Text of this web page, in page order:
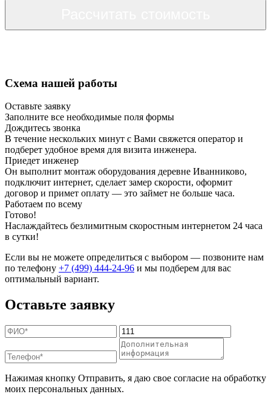
Схема нашей работы
Оставьте заявку
Заполните все необходимые поля формы
Дождитесь звонка
В течение нескольких минут с Вами свяжется оператор и
подберет удобное время для визита инженера.
Приедет инженер
Он выполнит монтаж оборудования деревне Иванниково,
подключит интернет, сделает замер скорости, оформит
договор и примет оплату — это займет не больше часа.
Работаем по всему
Готово!
Наслаждайтесь безлимитным скоростным интернетом 24 часа
в сутки!
Если вы не можете определиться с выбором — позвоните нам
по телефону +7 (499) 444-24-96 и мы подберем для вас
оптимальный вариант.
Оставьте заявку
Нажимая кнопку Отправить, я даю свое согласие на обработку
моих персональных данных.